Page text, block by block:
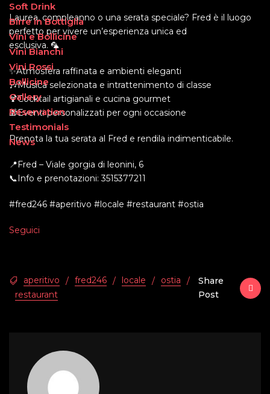
Soft Drink
Birre in Bottiglia
Vini e Bollicine
Vini Bianchi
Vini Rossi
Bollicine
Gallery
Reservation
Testimonials
News
Laurea, compleanno o una serata speciale? Fred è il luogo
perfetto per vivere un’esperienza unica ed
esclusiva. 🦜
✨Atmosfera raffinata e ambienti eleganti
🎶Musica selezionata e intrattenimento di classe
🍹Cocktail artigianali e cucina gourmet
🎁Eventi personalizzati per ogni occasione
Prenota la tua serata al Fred e rendila indimenticabile.
📍Fred – Viale gorgia di leonini, 6
📞Info e prenotazioni: 3515377211
#fred246 #aperitivo #locale #restaurant #ostia
Seguici
aperitivo / fred246 / locale / ostia
/
restaurant
Share
Post